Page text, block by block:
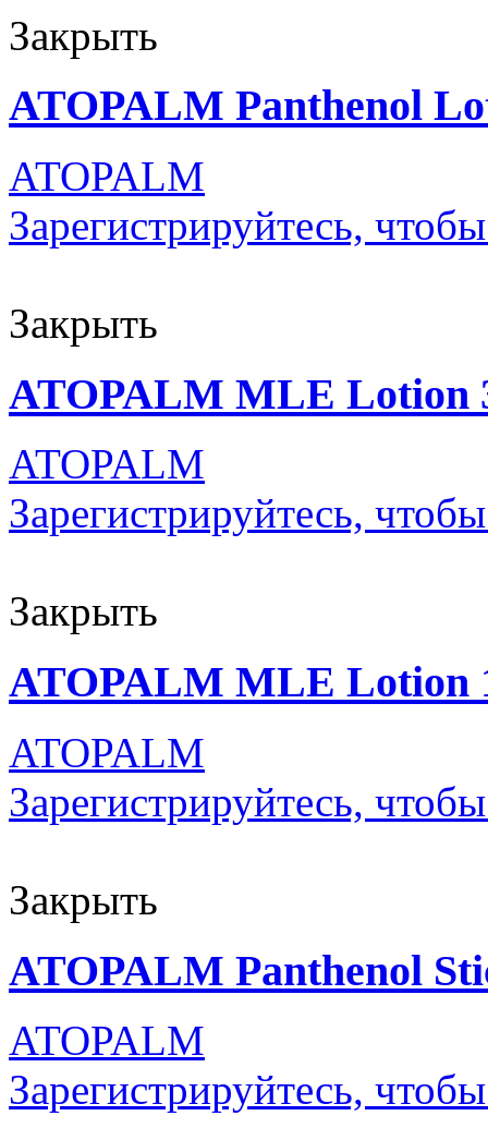
Закрыть
ATOPALM Panthenol
ATOPALM
Зарегистрируйтесь,
Закрыть
ATOPALM MLE Lotion
ATOPALM
Зарегистрируйтесь,
Закрыть
ATOPALM MLE Lotion
ATOPALM
Зарегистрируйтесь,
Закрыть
ATOPALM Panthenol
ATOPALM
Зарегистрируйтесь,